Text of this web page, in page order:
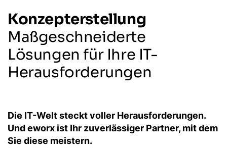
Konzepterstellung
Maßgeschneiderte
Lösungen für Ihre IT-
Herausforderungen
Die IT-Welt steckt voller Herausforderungen.
Und eworx ist Ihr zuverlässiger Partner, mit dem
Sie diese meistern.